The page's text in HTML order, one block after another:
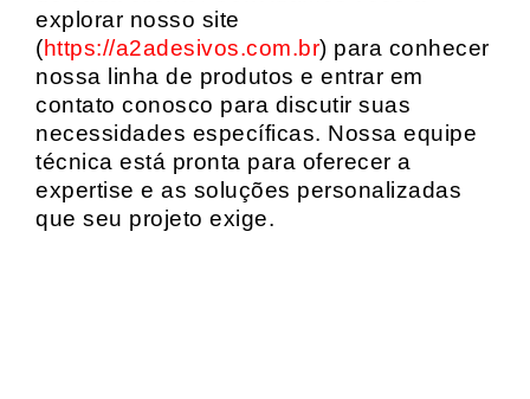
explorar nosso site
(https://a2adesivos.com.br) para conhecer
nossa linha de produtos e entrar em
contato conosco para discutir suas
necessidades específicas. Nossa equipe
técnica está pronta para oferecer a
expertise e as soluções personalizadas
que seu projeto exige.